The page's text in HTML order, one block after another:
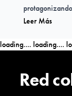
mirada de la
Sin embargo,
perspectivas:
fotografía, de
Leer Más
loading.... loading....
Red